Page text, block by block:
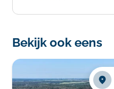
Bekijk ook eens